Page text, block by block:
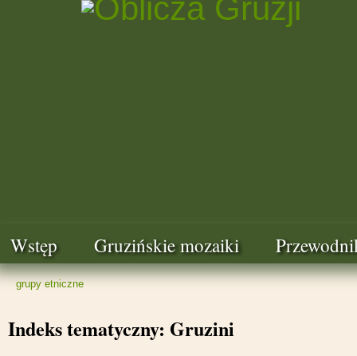
Wstęp Gruzińskie mozaiki
grupy etniczne
Indeks tematyczny: Gruzini